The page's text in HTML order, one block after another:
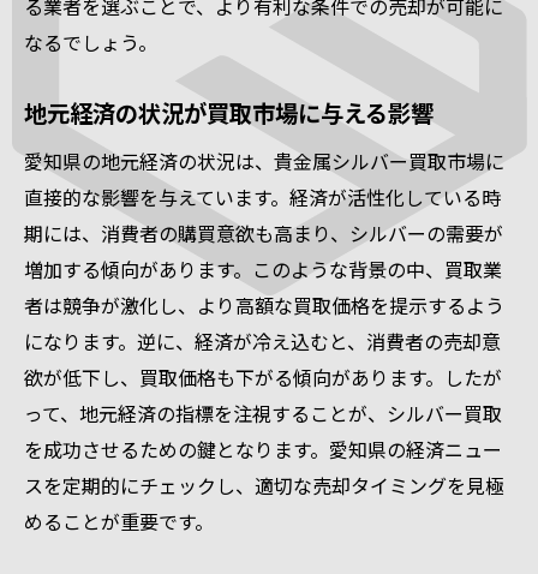
る業者を選ぶことで、より有利な条件での売却が可能に
なるでしょう。
地元経済の状況が買取市場に与える影響
愛知県の地元経済の状況は、貴金属シルバー買取市場に
直接的な影響を与えています。経済が活性化している時
期には、消費者の購買意欲も高まり、シルバーの需要が
増加する傾向があります。このような背景の中、買取業
者は競争が激化し、より高額な買取価格を提示するよう
になります。逆に、経済が冷え込むと、消費者の売却意
欲が低下し、買取価格も下がる傾向があります。したが
って、地元経済の指標を注視することが、シルバー買取
を成功させるための鍵となります。愛知県の経済ニュー
スを定期的にチェックし、適切な売却タイミングを見極
めることが重要です。